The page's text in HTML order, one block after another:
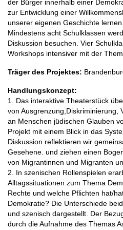
der Bürger innerhalb einer
zur Entwicklung einer
unserer eigenen Geschichte lernen.
Mindestens acht Schulklassen
Diskussion besuchen. Vier
Workshops intensiver mit der
Träger des Projektes:
Handlungskonzept:
1. Das interaktive Theaterstück
von Ausgrenzung,Diskriminierung,
an Menschen jüdischen Glauben
Projekt mit einem Blick in das
Diskussion reflektieren wir
Gesehene. und ziehen einen
von Migrantinnen und Migranten
2. In szenischen Rollenspielen
Alltagssituationen zum Thema
Rechte und welche Pflichten hat/
Demokratie? Die Unterschiede
und szenisch dargestellt. Der
durch die Aufnahme des Themas